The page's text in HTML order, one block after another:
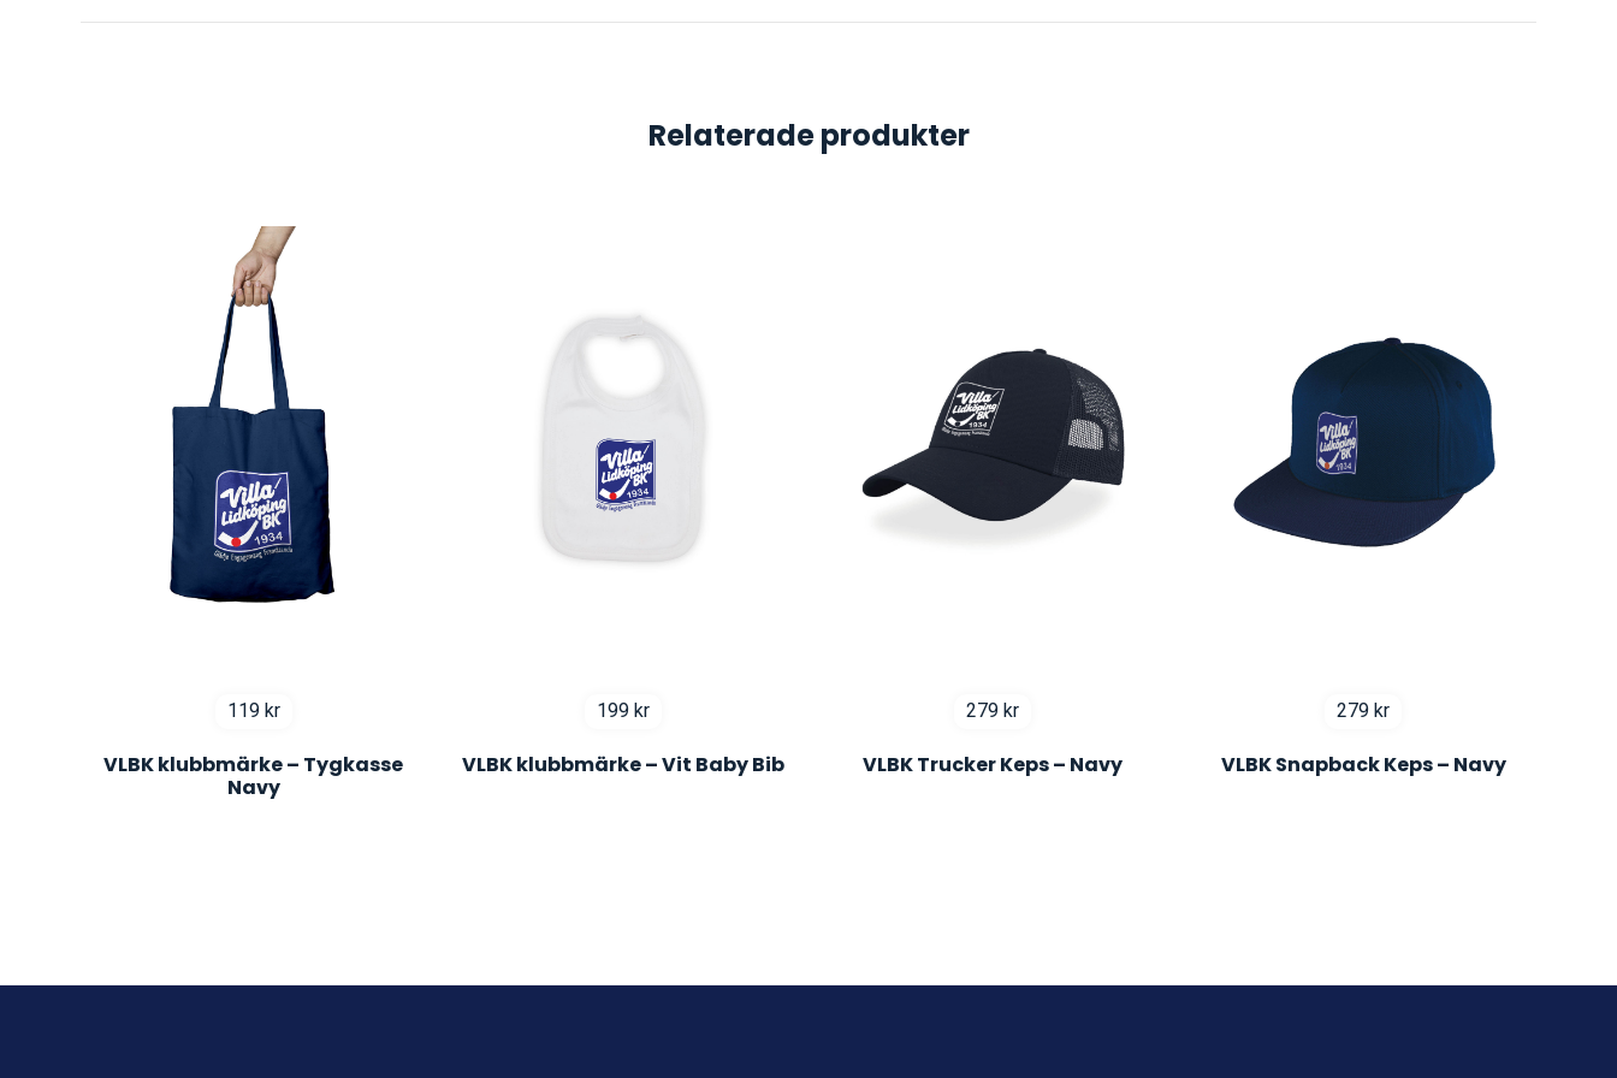
Relaterade produkter
119 kr
VLBK klubbmärke – Tygkasse
Navy
199 kr
VLBK klubbmärke – Vit Baby Bib
279 kr
VLBK Trucker Keps – Navy
279 kr
VLBK Snapback Keps – Navy